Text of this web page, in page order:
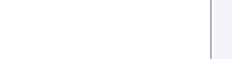
a la infancia y adolescencia